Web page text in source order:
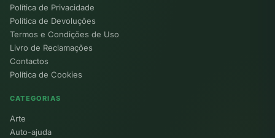
Política de Privacidade
Política de Devoluções
Termos e Condições de Uso
Livro de Reclamações
Contactos
Política de Cookies
CATEGORIAS
Arte
Auto-ajuda